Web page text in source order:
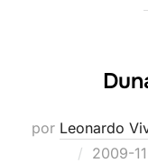
por Leonardo
2009-